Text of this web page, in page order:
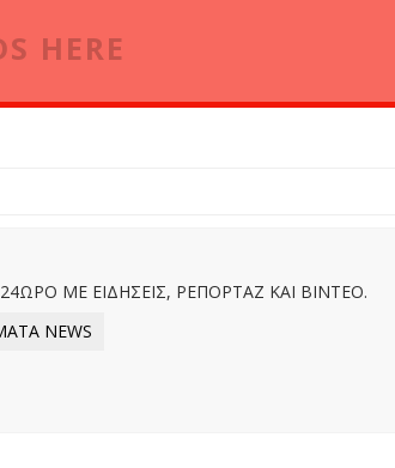
HERE
ΜΕ ΕΙΔΗΣΕΙΣ, ΡΕΠΟΡΤΑΖ ΚΑΙ ΒΙΝΤΕΟ.
NEWS